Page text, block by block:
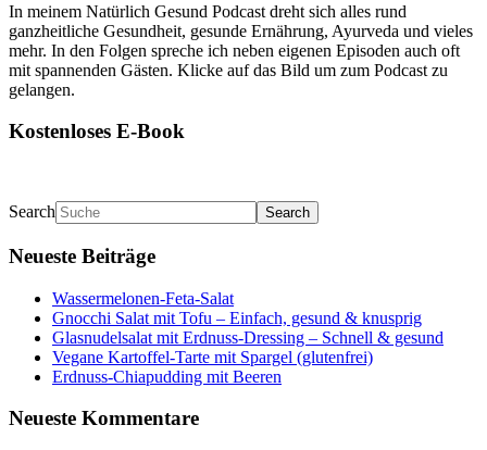
In meinem Natürlich Gesund Podcast dreht sich alles rund
ganzheitliche Gesundheit, gesunde Ernährung, Ayurveda und vieles
mehr. In den Folgen spreche ich neben eigenen Episoden auch oft
mit spannenden Gästen. Klicke auf das Bild um zum Podcast zu
gelangen.
Kostenloses E-Book
Search
Neueste Beiträge
Wassermelonen-Feta-Salat
Gnocchi Salat mit Tofu – Einfach, gesund & knusprig
Glasnudelsalat mit Erdnuss-Dressing – Schnell & gesund
Vegane Kartoffel-Tarte mit Spargel (glutenfrei)
Erdnuss-Chiapudding mit Beeren
Neueste Kommentare